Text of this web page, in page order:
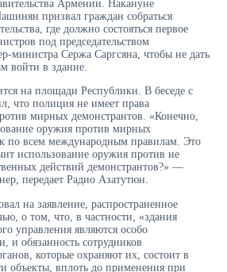
Армении. Накануне
призвал граждан собраться
где должно состояться первое
под председательством
министра Сержа Саргсяна, чтобы не дать
войти в здание.
на площади Республики. В беседе с
что полиция не имеет права
мирных демонстрантов. «Конечно,
оружия против мирных
по всем международным правилам. Это
использование оружия против не
действий демонстрантов?» —
передает Радио Азатутюн.
на заявление, распространенное
о том, что, в частности, «здания
управления являются особо
и обязанность сотрудников
которые охраняют их, состоит в
объекты, вплоть до применения при